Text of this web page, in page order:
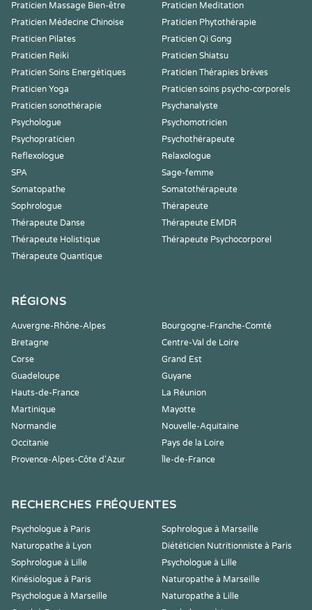
Praticien Massage Bien-être
Praticien Meditation
Praticien Médecine Chinoise
Praticien Phytothérapie
Praticien Pilates
Praticien Qi Gong
Praticien Reiki
Praticien Shiatsu
Praticien Soins Energétiques
Praticien Thérapies brèves
Praticien Yoga
Praticien soins psycho-corporels
Praticien sonothérapie
Psychanalyste
Psychologue
Psychomotricien
Psychopraticien
Psychothérapeute
Reflexologue
Relaxologue
SPA
Sage-femme
Somatopathe
Somatothérapeute
Sophrologue
Thérapeute
Thérapeute Danse
Thérapeute EMDR
Thérapeute Holistique
Thérapeute Psychocorporel
Thérapeute Quantique
RÉGIONS
Auvergne-Rhône-Alpes
Bourgogne-Franche-Comté
Bretagne
Centre-Val de Loire
Corse
Grand Est
Guadeloupe
Guyane
Hauts-de-France
La Réunion
Martinique
Mayotte
Normandie
Nouvelle-Aquitaine
Occitanie
Pays de la Loire
Provence-Alpes-Côte d'Azur
Île-de-France
RECHERCHES FRÉQUENTES
Psychologue à Paris
Sophrologue à Marseille
Naturopathe à Lyon
Diététicien Nutritionniste à Paris
Sophrologue à Lille
Psychologue à Lille
Kinésiologue à Paris
Naturopathe à Marseille
Psychologue à Marseille
Naturopathe à Lille